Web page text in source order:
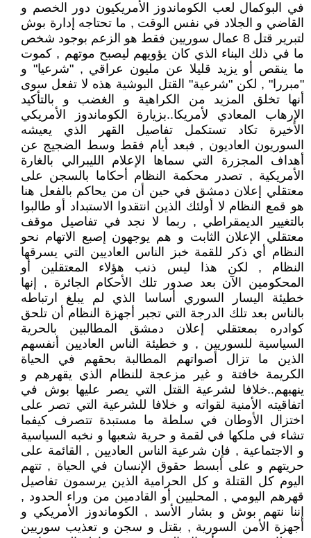
في البوكمال لعب الكوماندوز الأمريكيون دور الخصم و
القاضي و الجلاد في نفس الوقت , ما تحتاجه إدارة بوش
لتبرير قتل 8 عمال سوريين فقط هو الزعم بوجود شخص
ما في ذلك البناء الذي كان يؤويهم ليصبح موتهم , كموت
ما ينقص أو يزيد قليلا عن مليون عراقي , "شرعيا" و
"مبررا" , لكن "شرعية" القتل البوشية هذه لا تفعل سوى
أنها تخلق المزيد من الكراهية و الغضب و بالتأكيد
الإرهاب المعادي لأمريكا..بزيارة الكوماندوز الأمريكي
الأخيرة تكاد تستكمل تفاصيل القهر الذي يعيشه
السوريون العاديون , فبعد أيام فقط وسط الضجيج عن
أهداف المجزرة التي سماها الإعلام الليبرالي بالغارة
الأمريكية , تصدر محكمة النظام أحكاما بالسجن على
معتقلي إعلان دمشق في حين أن من يحاكم بالفعل هنا
هو قمع النظام لا أولئك الذين انتقدوا الاستبداد أو طالبوا
بالتغيير الديمقراطي , ربما لا نجد في تفاصيل موقف
معتقلي الإعلان الثابت و هم يوجهون إصبع الاتهام نحو
النظام أي ذكر للقمة خبز الناس العاديين التي يسرقها
النظام , لكن هذا ليس ذنب هؤلاء المعتقلين أو
المحكومين الآن بعد صدور تلك الأحكام الجائرة , إنها
خطيئة اليسار السوري أساسا الذي لم يبلغ ارتباطه
بالناس بعد تلك الدرجة التي تجبر أجهزة النظام أن تلحق
كوادره بمعتقلي إعلان دمشق المطالبين بالحرية
السياسية للسوريين , و خطيئة الناس العاديين أنفسهم
الذين ما تزال أصواتهم المطالبة بحقهم في الحياة
الكريمة خافتة و غير مزعجة للنظام الذي يقهرهم و
ينهبهم..خلافا لشرعية القتل التي يصر عليها بوش في
اتفاقيته الأمنية لقواته و خلافا للشرعية التي تصر على
اختزال الأوطان في سلطة ما مستبدة تتصرف كيفما
تشاء في ملكها في لقمة و حرية شعبها و نخبه السياسية
و الاجتماعية , فإن شرعية الناس العاديين , القائمة على
حريتهم و على أبسط حقوق الإنسان في الحياة , تتهم
اليوم كل القتلة و كل الحرامية الذين يرسمون تفاصيل
قهرهم اليومي , المحليين أو القادمين من وراء الحدود ,
إننا نتهم بوش و بشار الأسد , الكوماندوز الأمريكي و
أجهزة الأمن السورية , بقتل و سجن و تعذيب سوريين